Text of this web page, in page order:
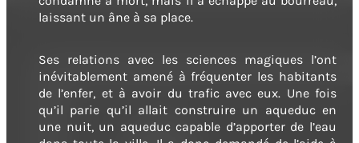
laissant un âne à sa place.
Ses relations avec les sciences magiques l’ont
inévitablement amené à fréquenter les habitants
de l’enfer, et à avoir du trafic avec eux. Une fois
qu’il parie qu’il allait construire un aqueduc en
une nuit, un aqueduc capable d’apporter de l’eau